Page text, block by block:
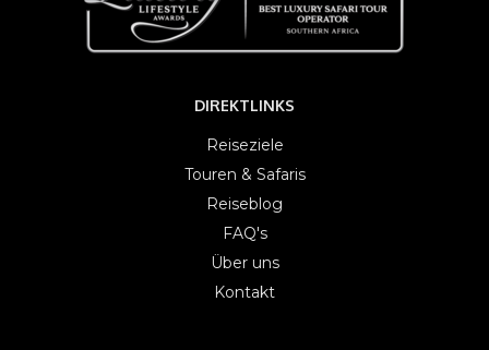
DIREKTLINKS
Reiseziele
Touren & Safaris
Reiseblog
FAQ's
Über uns
Kontakt